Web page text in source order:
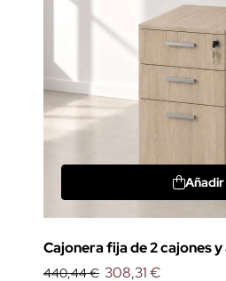
Añadir
Cajonera fija de 2 cajones
440,44 € 308,31 €